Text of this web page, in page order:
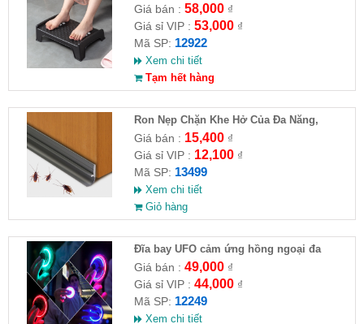
Giá bán : 58,000₫
Giá sỉ VIP : 53,000₫
Mã SP: 12922
Xem chi tiết
Tạm hết hàng
Ron Nẹp Chặn Khe Hở Của Đa Năng,
Chống Côn Trùng( HĐ )
Giá bán : 15,400₫
Giá sỉ VIP : 12,100₫
Mã SP: 13499
Xem chi tiết
Giỏ hàng
Đĩa bay UFO cảm ứng hồng ngoại đa
chiều tự động bay về
Giá bán : 49,000₫
Giá sỉ VIP : 44,000₫
Mã SP: 12249
Xem chi tiết